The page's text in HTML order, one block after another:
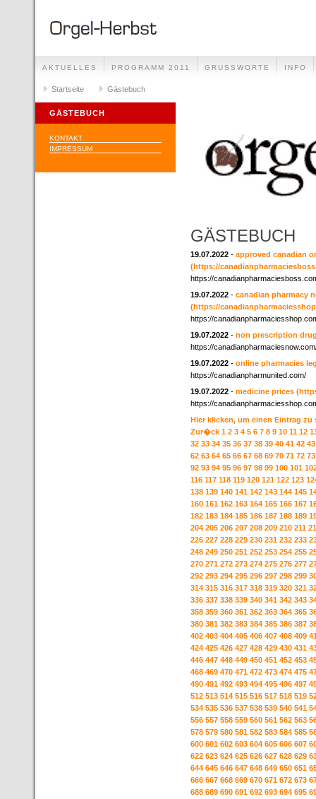
AKTUELLES PROGRAMM 2011 GRUSSWORTE INFO
Startseite Gästebuch
GÄSTEBUCH
KONTAKT
IMPRESSUM
GÄSTEBUCH
19.07.2022 - approved canadian
(https://
https://
19.07.2022 - canadian pharmacy
(https://
https://
19.07.2022 - non prescription
https://
19.07.2022 - online pharmacies
https://canadianpharmunited.com/
19.07.2022 - medicine prices
https://
Hier klicken, um einen Eintrag zu
Zur�ck 1 2 3 4 5 6 7 8 9 10 11 12
32 33 34 35 36 37 38 39 40 41 42 43
62 63 64 65 66 67 68 69 70 71 72 73
92 93 94 95 96 97 98 99 100 101
116 117 118 119 120 121 122 123
138 139 140 141 142 143 144 145
160 161 162 163 164 165 166 167
182 183 184 185 186 187 188 189
204 205 206 207 208 209 210 211
226 227 228 229 230 231 232 233
248 249 250 251 252 253 254 255
270 271 272 273 274 275 276 277
292 293 294 295 296 297 298 299
314 315 316 317 318 319 320 321
336 337 338 339 340 341 342 343
358 359 360 361 362 363 364 365
380 381 382 383 384 385 386 387
402 403 404 405 406 407 408 409
424 425 426 427 428 429 430 431
446 447 448 449 450 451 452 453
468 469 470 471 472 473 474 475
490 491 492 493 494 495 496 497
512 513 514 515 516 517 518 519
534 535 536 537 538 539 540 541
556 557 558 559 560 561 562 563
578 579 580 581 582 583 584 585
600 601 602 603 604 605 606 607
622 623 624 625 626 627 628 629
644 645 646 647 648 649 650 651
666 667 668 669 670 671 672 673
688 689 690 691 692 693 694 695